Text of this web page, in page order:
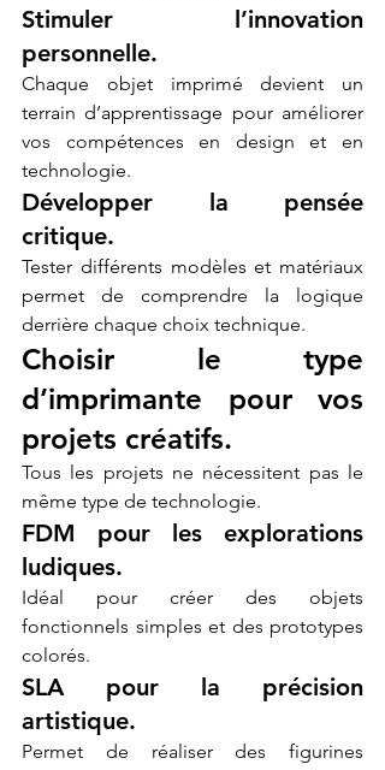
Stimuler l’innovation
personnelle.
Chaque objet imprimé devient un
terrain d’apprentissage pour améliorer
vos compétences en design et en
technologie.
Développer la pensée
critique.
Tester différents modèles et matériaux
permet de comprendre la logique
derrière chaque choix technique.
Choisir le type
d’imprimante pour vos
projets créatifs.
Tous les projets ne nécessitent pas le
même type de technologie.
FDM pour les explorations
ludiques.
Idéal pour créer des objets
fonctionnels simples et des prototypes
colorés.
SLA pour la précision
artistique.
Permet de réaliser des figurines